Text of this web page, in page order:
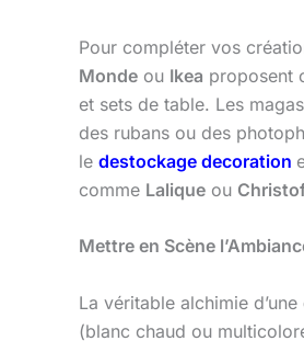
Pour compléter vos
Monde ou Ikea proposent
et sets de table. Les
des rubans ou des
le destockage decoration
comme Lalique ou
Mettre en Scène
La véritable alchimie d’une
(blanc chaud ou